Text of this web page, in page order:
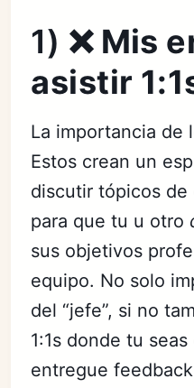
1) ❌ Mis
asistir
La importancia de
Estos crean un
discutir tópicos de
para que tu u otro
sus objetivos
equipo. No solo
del “jefe”, si no
1:1s donde tu
entregue